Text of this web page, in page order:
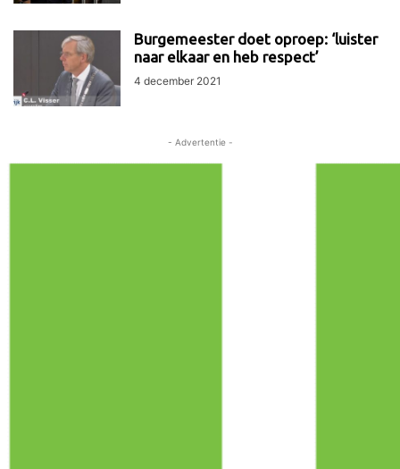
Burgemeester doet oproep: ‘luister
naar elkaar en heb respect’
4 december 2021
- Advertentie -